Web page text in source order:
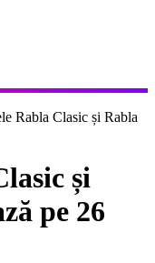
Rabla Clasic și Rabla
și
pe 26